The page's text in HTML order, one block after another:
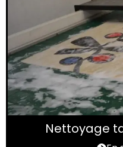
Nettoyage